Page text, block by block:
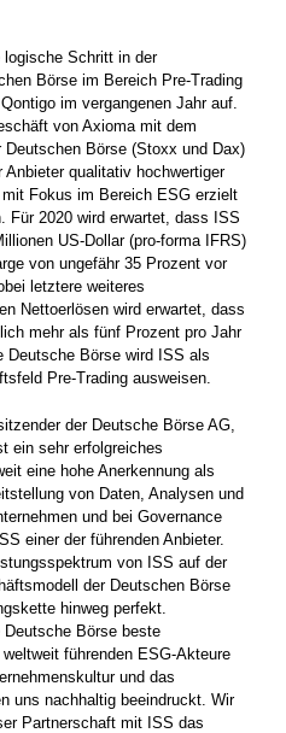
Schritt in der
Börse im Bereich Pre-Trading
im vergangenen Jahr auf.
von Axioma mit dem
Börse (Stoxx und Dax)
qualitativ hochwertiger
Fokus im Bereich ESG erzielt
Für 2020 wird erwartet, dass ISS
US-Dollar (pro-forma IFRS)
von ungefähr 35 Prozent vor
letztere weiteres
Nettoerlösen wird erwartet, dass
mehr als fünf Prozent pro Jahr
Deutsche Börse wird ISS als
Pre-Trading ausweisen.
der Deutsche Börse AG,
ein sehr erfolgreiches
eine hohe Anerkennung als
von Daten, Analysen und
und bei Governance
einer der führenden Anbieter.
von ISS auf der
der Deutschen Börse
hinweg perfekt.
Börse beste
führenden ESG-Akteure
und das
uns nachhaltig beeindruckt. Wir
Partnerschaft mit ISS das